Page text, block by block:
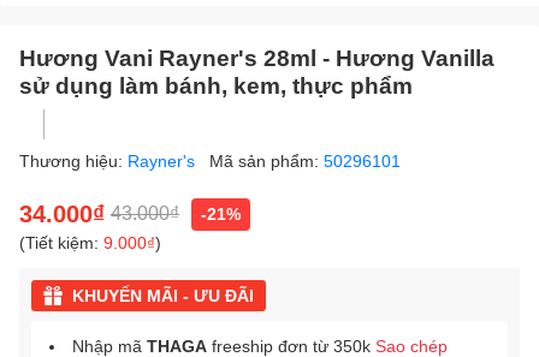
Hương Vani Rayner's 28ml - Hương Vanilla
sử dụng làm bánh, kem, thực phẩm
Thương hiệu: Rayner's Mã sản phẩm: 50296101
34.000₫ 43.000₫
-21%
(Tiết kiệm: 9.000₫)
KHUYẾN MÃI - ƯU ĐÃI
Nhập mã THAGA freeship đơn từ 350k Sao chép